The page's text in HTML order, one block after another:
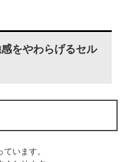
をやわらげるセル
います。